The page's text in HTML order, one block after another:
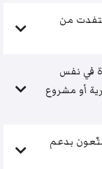
من
في نفس
أو مشروع
بدعم